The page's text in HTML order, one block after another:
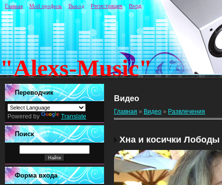
"Alexs-Music"
Главная Мой профиль Выход Регистрация Вход
Переводчик
Powered by Translate
Поиск
Форма входа
Видео
Главная » Видео » Развлечения
Хна и косички Лободы